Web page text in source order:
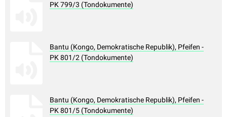
PK 799/3 (Tondokumente)
Bantu (Kongo, Demokratische Republik), Pfeifen -
PK 801/2 (Tondokumente)
Bantu (Kongo, Demokratische Republik), Pfeifen -
PK 801/5 (Tondokumente)